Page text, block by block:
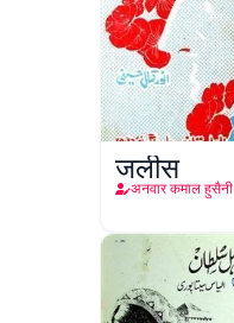
जलीस
अनवार कमाल हुसैनी